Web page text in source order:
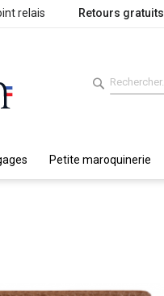
relais Retours gratuits
Petite maroquinerie